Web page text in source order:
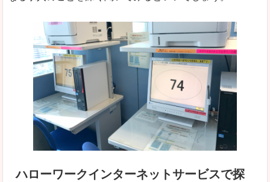
ハローワークインターネットサービスで探